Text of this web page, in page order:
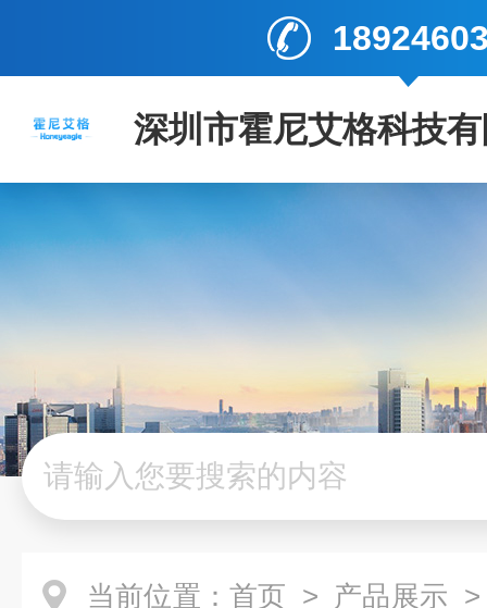
深圳市霍尼艾格科技
当前位置： 首页 > 产品展示